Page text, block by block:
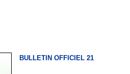
BULLETIN OFFICIEL 21